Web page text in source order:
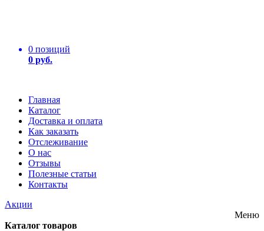
0 позиций
0 руб.
Главная
Каталог
Доставка и оплата
Как заказать
Отслеживание
О нас
Отзывы
Полезные статьи
Контакты
Акции
Меню
Каталог товаров